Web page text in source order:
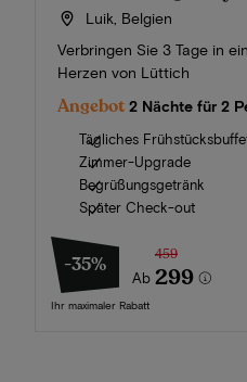
Luik, Belgien
Verbringen Sie 3 Tage in
Herzen von Lüttich
Angebot 2 Nächte für 2
Tägliches
Zimmer-Upgrade
Begrüßungsgetränk
Später Check-out
-35%
Ab
459
299
Ihr maximaler Rabatt